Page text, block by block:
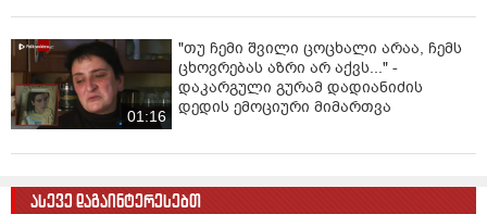
01:16
"თუ ჩემი შვილი ცოცხალი არაა, ჩემს
ცხოვრებას აზრი არ აქვს..." -
დაკარგული გურამ დადიანიძის
დედის ემოციური მიმართვა
ასევე დაგაინტერესებთ